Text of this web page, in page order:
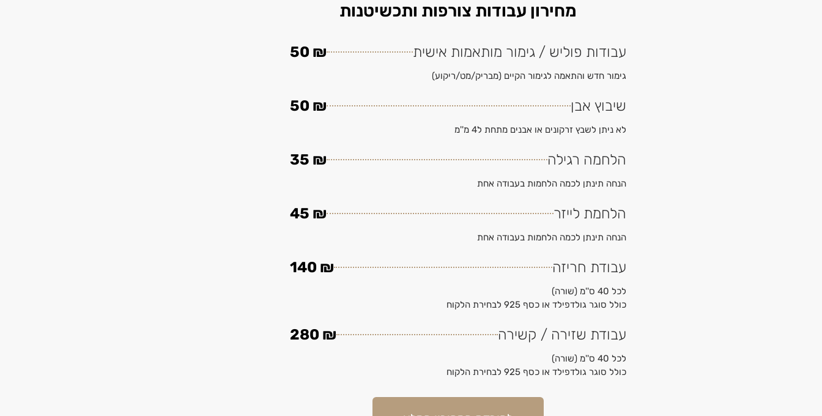
מחירון עבודות צורפות ותכשיטנות
עבודות פוליש / גימור מותאמות אישית ₪ 50
גימור חדש והתאמה לגימור הקיים (מבריק/מט/ריקוע)
שיבוץ אבן ₪ 50
לא ניתן לשבץ זרקונים או אבנים מתחת ל4 מ''מ
הלחמה רגילה ₪ 35
הנחה תינתן לכמה הלחמות בעבודה אחת
הלחמת לייזר ₪ 45
הנחה תינתן לכמה הלחמות בעבודה אחת
עבודת חריזה ₪ 140
לכל 40 ס''מ (שורה)
כולל סוגר גולדפילד או כסף 925 לבחירת הלקוח
עבודת שזירה / קשירה ₪ 280
לכל 40 ס''מ (שורה)
כולל סוגר גולדפילד או כסף 925 לבחירת הלקוח